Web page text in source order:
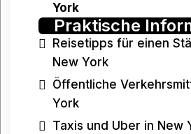
York
Praktische
Reisetipps für einen
New York
Öffentliche
York
Taxis und Uber in New